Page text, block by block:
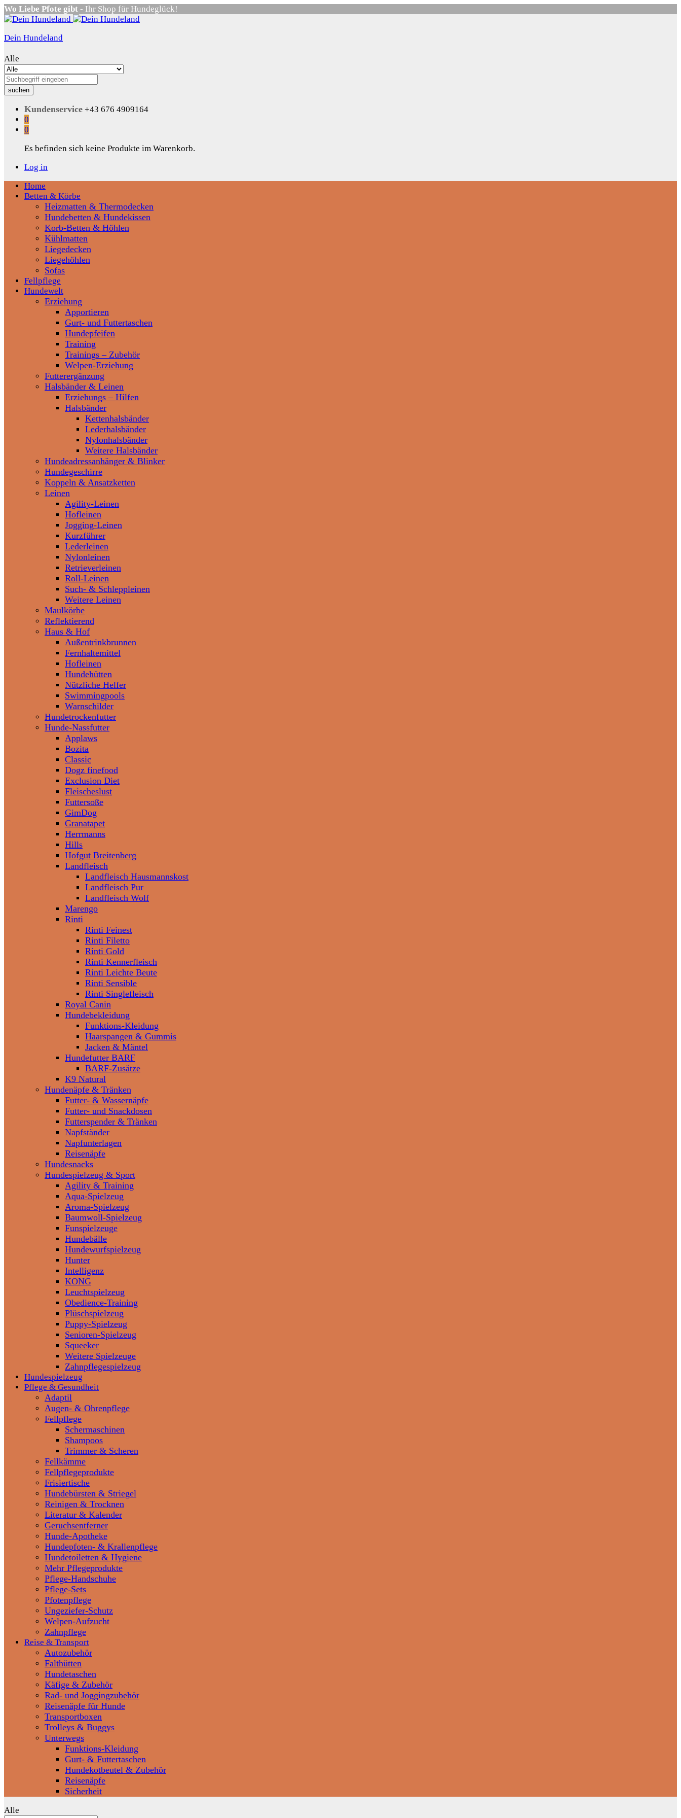
Wo Liebe Pfote gibt - Ihr Shop für Hundeglück!
Dein Hundeland
Alle
suchen
Kundenservice +43 676 4909164
0
0
Es befinden sich keine Produkte im Warenkorb.
Log in
Home
Betten & Körbe
Heizmatten & Thermodecken
Hundebetten & Hundekissen
Korb-Betten & Höhlen
Kühlmatten
Liegedecken
Liegehöhlen
Sofas
Fellpflege
Hundewelt
Erziehung
Apportieren
Gurt- und Futtertaschen
Hundepfeifen
Training
Trainings – Zubehör
Welpen-Erziehung
Futterergänzung
Halsbänder & Leinen
Erziehungs – Hilfen
Halsbänder
Kettenhalsbänder
Lederhalsbänder
Nylonhalsbänder
Weitere Halsbänder
Hundeadressanhänger & Blinker
Hundegeschirre
Koppeln & Ansatzketten
Leinen
Agility-Leinen
Hofleinen
Jogging-Leinen
Kurzführer
Lederleinen
Nylonleinen
Retrieverleinen
Roll-Leinen
Such- & Schleppleinen
Weitere Leinen
Maulkörbe
Reflektierend
Haus & Hof
Außentrinkbrunnen
Fernhaltemittel
Hofleinen
Hundehütten
Nützliche Helfer
Swimmingpools
Warnschilder
Hundetrockenfutter
Hunde-Nassfutter
Applaws
Bozita
Classic
Dogz finefood
Exclusion Diet
Fleischeslust
Futtersoße
GimDog
Granatapet
Herrmanns
Hills
Hofgut Breitenberg
Landfleisch
Landfleisch Hausmannskost
Landfleisch Pur
Landfleisch Wolf
Marengo
Rinti
Rinti Feinest
Rinti Filetto
Rinti Gold
Rinti Kennerfleisch
Rinti Leichte Beute
Rinti Sensible
Rinti Singlefleisch
Royal Canin
Hundebekleidung
Funktions-Kleidung
Haarspangen & Gummis
Jacken & Mäntel
Hundefutter BARF
BARF-Zusätze
K9 Natural
Hundenäpfe & Tränken
Futter- & Wassernäpfe
Futter- und Snackdosen
Futterspender & Tränken
Napfständer
Napfunterlagen
Reisenäpfe
Hundesnacks
Hundespielzeug & Sport
Agility & Training
Aqua-Spielzeug
Aroma-Spielzeug
Baumwoll-Spielzeug
Funspielzeuge
Hundebälle
Hundewurfspielzeug
Hunter
Intelligenz
KONG
Leuchtspielzeug
Obedience-Training
Plüschspielzeug
Puppy-Spielzeug
Senioren-Spielzeug
Squeeker
Weitere Spielzeuge
Zahnpflegespielzeug
Hundespielzeug
Pflege & Gesundheit
Adaptil
Augen- & Ohrenpflege
Fellpflege
Schermaschinen
Shampoos
Trimmer & Scheren
Fellkämme
Fellpflegeprodukte
Frisiertische
Hundebürsten & Striegel
Reinigen & Trocknen
Literatur & Kalender
Geruchsentferner
Hunde-Apotheke
Hundepfoten- & Krallenpflege
Hundetoiletten & Hygiene
Mehr Pflegeprodukte
Pflege-Handschuhe
Pflege-Sets
Pfotenpflege
Ungeziefer-Schutz
Welpen-Aufzucht
Zahnpflege
Reise & Transport
Autozubehör
Falthütten
Hundetaschen
Käfige & Zubehör
Rad- und Joggingzubehör
Reisenäpfe für Hunde
Transportboxen
Trolleys & Buggys
Unterwegs
Funktions-Kleidung
Gurt- & Futtertaschen
Hundekotbeutel & Zubehör
Reisenäpfe
Sicherheit
Alle